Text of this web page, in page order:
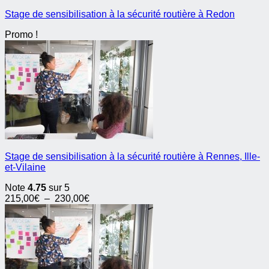
Stage de sensibilisation à la sécurité routière à Redon
Promo !
Stage de sensibilisation à la sécurité routière à Rennes, Ille-
et-Vilaine
Note 4.75 sur 5
215,00€ – 230,00€Plage
de
prix :
215,00€
à
230,00€